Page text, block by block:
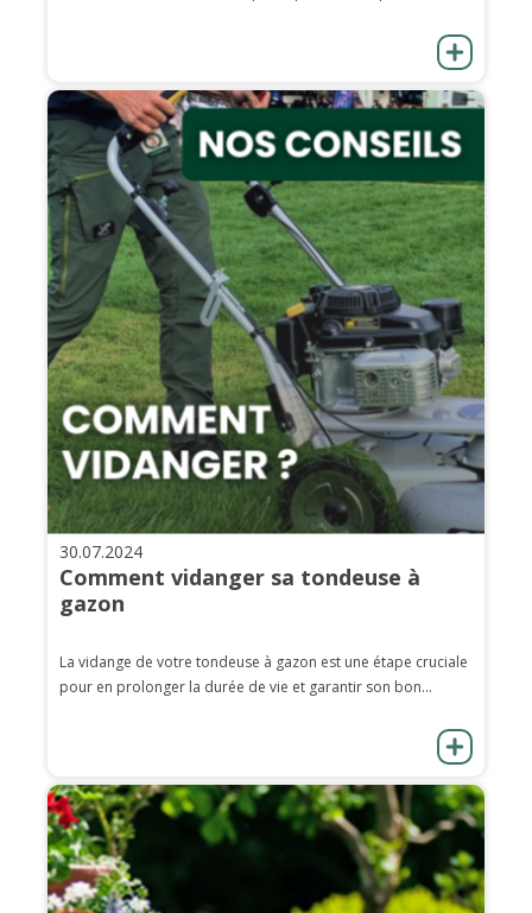
30.07.2024
Comment vidanger sa tondeuse à
gazon
La vidange de votre tondeuse à gazon est une étape cruciale
pour en prolonger la durée de vie et garantir son bon...